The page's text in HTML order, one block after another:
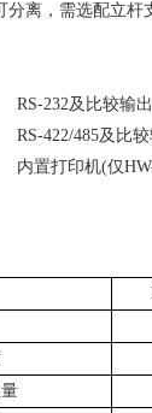
分离，需选配立杆
232及比较输出
422/485及比较
内置打印机(仅